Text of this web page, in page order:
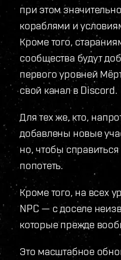
при этом
кораблями и
Кроме того,
сообщества будут
первого уровней
свой канал в Discord.
Для тех же, кто,
добавлены новые
но, чтобы
попотеть.
Кроме того, на всех
NPC — с доселе
которые прежде
Это масштабное